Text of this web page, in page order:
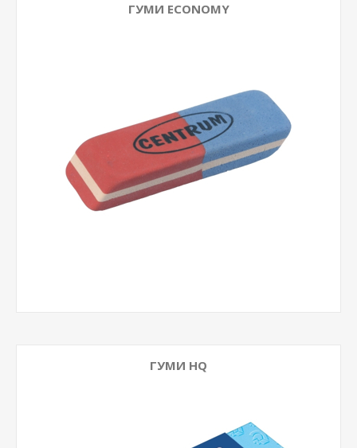
ГУМИ ECONOMY
ГУМИ HQ